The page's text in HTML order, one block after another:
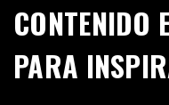
CONTENIDO
PARA